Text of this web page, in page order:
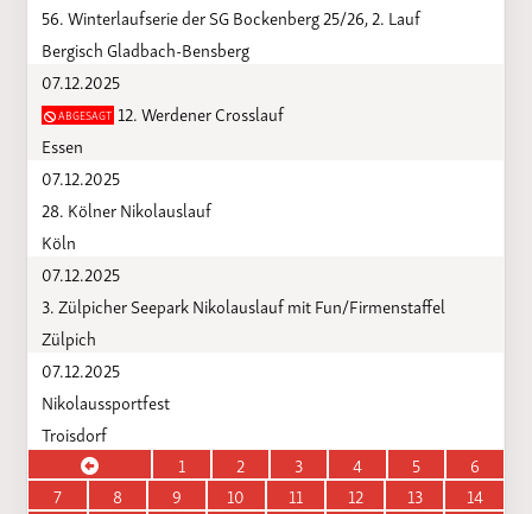
56. Winterlaufserie der SG Bockenberg 25/26, 2. Lauf
Bergisch Gladbach-Bensberg
07.12.2025
ABGESAGT12. Werdener Crosslauf
Essen
07.12.2025
28. Kölner Nikolauslauf
Köln
07.12.2025
3. Zülpicher Seepark Nikolauslauf mit Fun/Firmenstaffel
Zülpich
07.12.2025
Nikolaussportfest
Troisdorf
1
2 3 4 5
6
7
8 9 10 11 12 13
14